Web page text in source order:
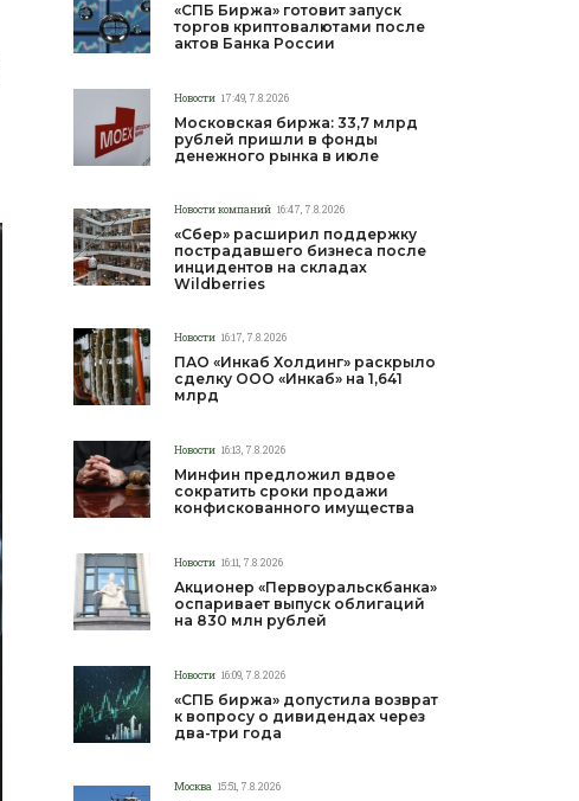
«СПБ Биржа» готовит запуск
торгов криптовалютами после
актов Банка России
Новости 17:49, 7.8.2026
Московская биржа: 33,7 млрд
рублей пришли в фонды
денежного рынка в июле
Новости компаний 16:47, 7.8.2026
«Сбер» расширил поддержку
пострадавшего бизнеса после
инцидентов на складах
Wildberries
Новости 16:17, 7.8.2026
ПАО «Инкаб Холдинг» раскрыло
сделку ООО «Инкаб» на 1,641
млрд
Новости 16:13, 7.8.2026
Минфин предложил вдвое
сократить сроки продажи
конфискованного имущества
Новости 16:11, 7.8.2026
Акционер «Первоуральскбанка»
оспаривает выпуск облигаций
на 830 млн рублей
Новости 16:09, 7.8.2026
«СПБ биржа» допустила возврат
к вопросу о дивидендах через
два-три года
Москва 15:51, 7.8.2026